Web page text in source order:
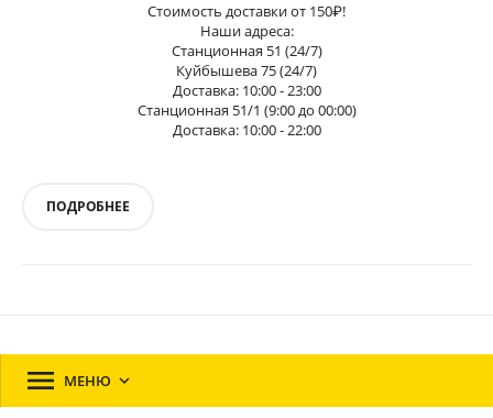
Стоимость доставки от 150₽!
Наши адреса:
Станционная 51 (24/7)
Куйбышева 75 (24/7)
Доставка: 10:00 - 23:00
Станционная 51/1 (9:00 до 00:00)
Доставка: 10:00 - 22:00
ПОДРОБНЕЕ
 МЕНЮ 